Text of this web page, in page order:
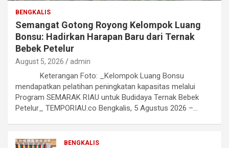
BENGKALIS
Semangat Gotong Royong Kelompok Luang
Bonsu: Hadirkan Harapan Baru dari Ternak
Bebek Petelur
August 5, 2026 admin
Keterangan Foto: _Kelompok Luang Bonsu
mendapatkan pelatihan peningkatan kapasitas melalui
Program SEMARAK RIAU untuk Budidaya Ternak Bebek
Petelur_ TEMPORIAU.co Bengkalis, 5 Agustus 2026 –…
BENGKALIS